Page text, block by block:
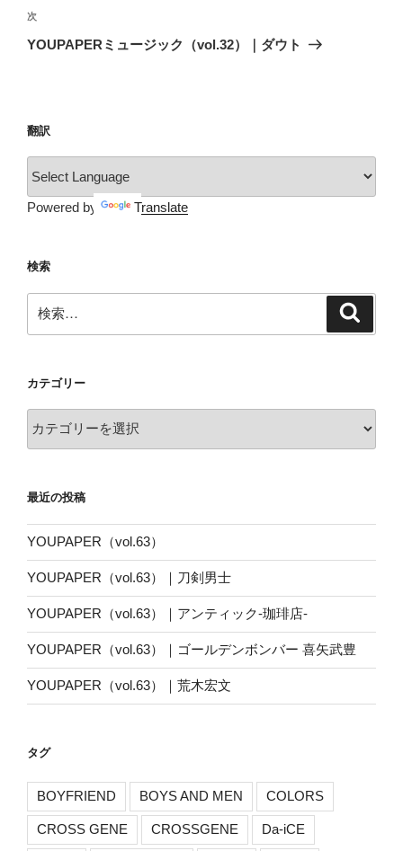
ビ
ゲ
ン
稿
次
の
次
YOUPAPERミュージック（vol.32）｜ダウト
翻訳
Powered by Translate
検索
索:
カテゴリー
テ
ー
最近の投稿
YOUPAPER（vol.63）
YOUPAPER（vol.63）｜刀剣男士
YOUPAPER（vol.63）｜アンティック-珈琲店-
YOUPAPER（vol.63）｜ゴールデンボンバー 喜矢武豊
YOUPAPER（vol.63）｜荒木宏文
タグ
BOYFRIEND BOYS AND MEN COLORS
CROSS GENE CROSSGENE Da-iCE